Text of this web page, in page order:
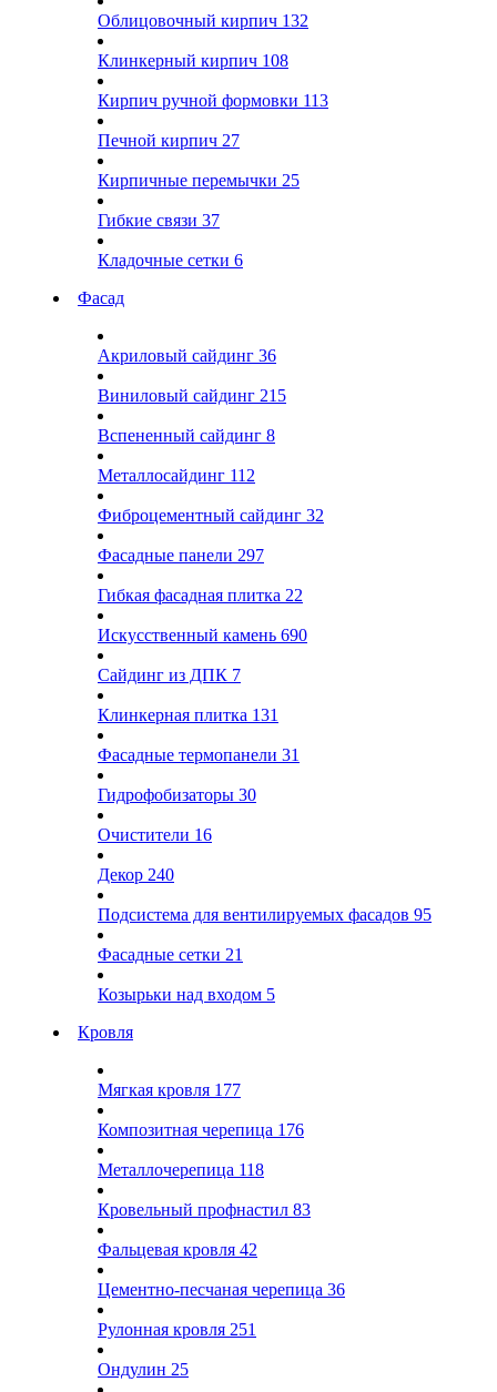
Облицовочный кирпич 132
Клинкерный кирпич 108
Кирпич ручной формовки 113
Печной кирпич 27
Кирпичные перемычки 25
Гибкие связи 37
Кладочные сетки 6
Фасад
Акриловый сайдинг 36
Виниловый сайдинг 215
Вспененный сайдинг 8
Металлосайдинг 112
Фиброцементный сайдинг 32
Фасадные панели 297
Гибкая фасадная плитка 22
Искусственный камень 690
Сайдинг из ДПК 7
Клинкерная плитка 131
Фасадные термопанели 31
Гидрофобизаторы 30
Очистители 16
Декор 240
Подсистема для вентилируемых фасадов 95
Фасадные сетки 21
Козырьки над входом 5
Кровля
Мягкая кровля 177
Композитная черепица 176
Металлочерепица 118
Кровельный профнастил 83
Фальцевая кровля 42
Цементно-песчаная черепица 36
Рулонная кровля 251
Ондулин 25